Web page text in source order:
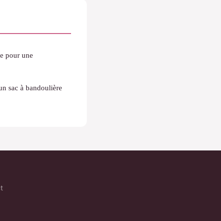
pour une
sac à bandoulière